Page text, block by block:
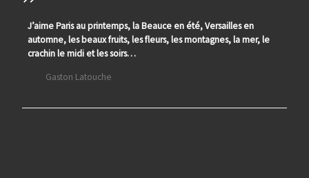
J’aime Paris au printemps, la Beauce en été, Versailles en
automne, les beaux fruits, les fleurs, les montagnes, la mer, le
crachin le midi et les soirs…
Gaston Latouche